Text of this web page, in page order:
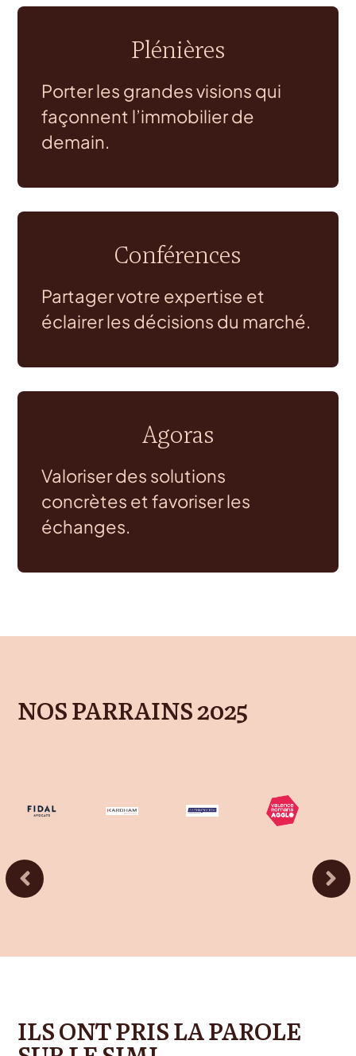
Plénières
Porter les grandes visions qui
façonnent l’immobilier de
demain.
Conférences
Partager votre expertise et
éclairer les décisions du marché.
Agoras
Valoriser des solutions
concrètes et favoriser les
échanges.
NOS PARRAINS 2025
ILS ONT PRIS LA PAROLE